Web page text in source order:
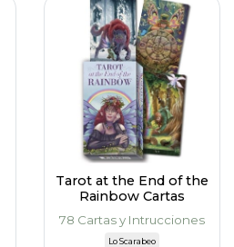
Tarot at the End of the
Rainbow Cartas
78 Cartas y Intrucciones
Lo Scarabeo